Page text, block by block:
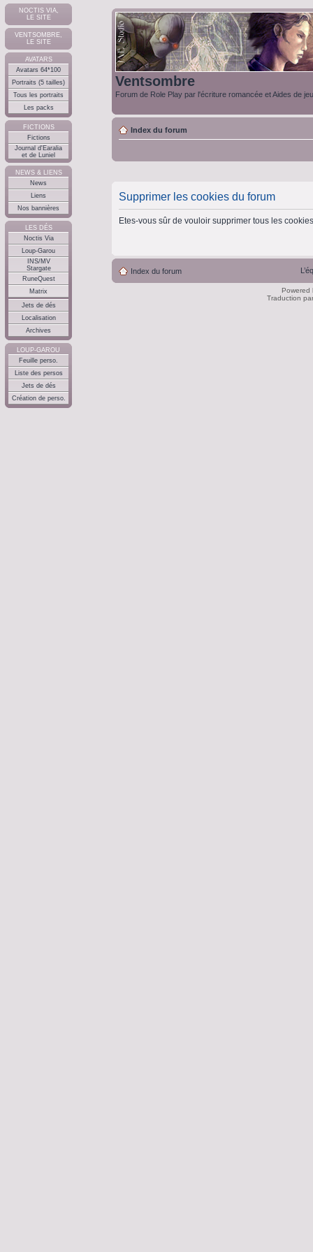
NOCTIS VIA,
LE SITE
VENTSOMBRE,
LE SITE
AVATARS
Avatars 64*100
Portraits (5 tailles)
Tous les portraits
Les packs
FICTIONS
Fictions
Journal d'Earalia
et de Luniel
NEWS & LIENS
News
Liens
Nos bannières
LES DÉS
Noctis Via
Loup-Garou
INS/MV
Stargate
RuneQuest
Matrix
Jets de dés
Localisation
Archives
LOUP-GAROU
Feuille perso.
Liste des persos
Jets de dés
Création de perso.
Ventsombre
Forum de Role Play par l'écriture romancée et Aides de
Index du forum
Supprimer les cookies du forum
Etes-vous sûr de vouloir supprimer tous les
Index du forum
Powered
Traduction